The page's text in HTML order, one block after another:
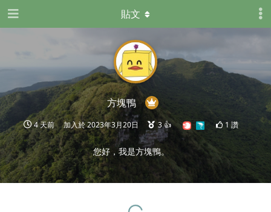
方塊鴨
4 天前 加入於2023年3月20日 3👍 1 讚
您好，我是方塊鴨。
貼文